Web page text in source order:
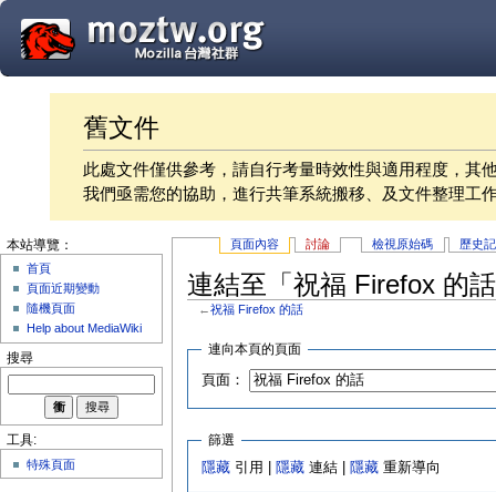
舊文件
此處文件僅供參考，請自行考量時效性與適用程度，其
我們亟需您的協助，進行共筆系統搬移、及文件整理工
頁面內容 討論 檢視原始碼 歷史
連結至「祝福 Firefox 的
←祝福 Firefox 的話
連向本頁的頁面
頁面：
篩選
隱藏 引用 | 隱藏 連結 | 隱藏 重新導向
本站導覽：
首頁
頁面近期變動
隨機頁面
Help about MediaWiki
搜尋
工具:
特殊頁面